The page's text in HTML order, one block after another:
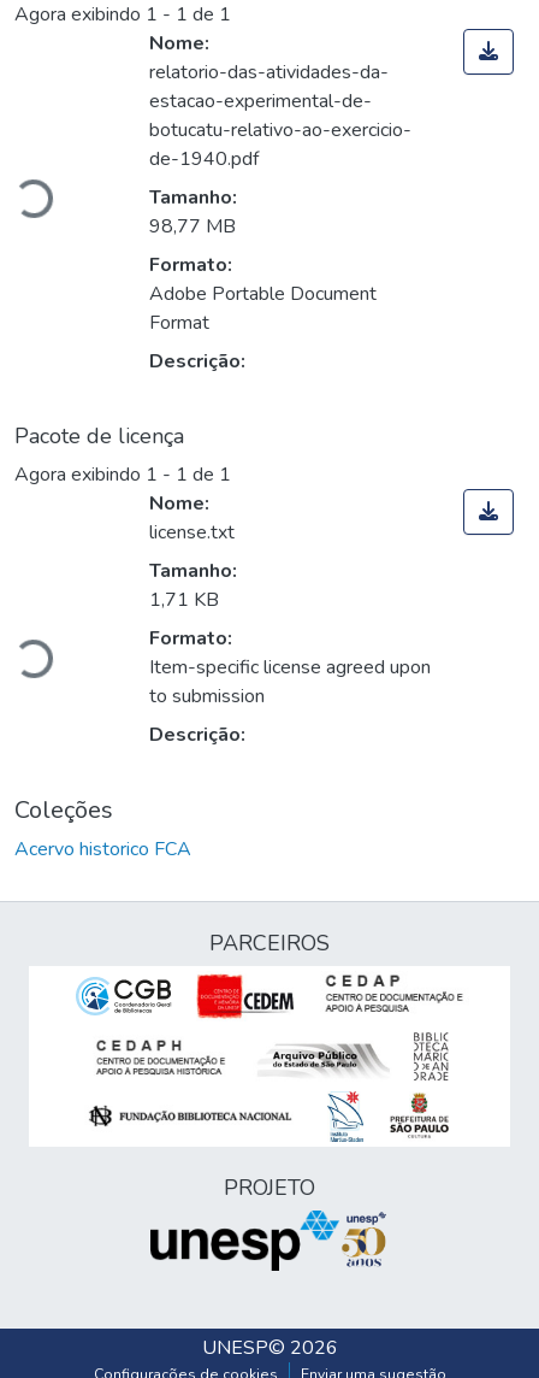
Agora exibindo 1 - 1 de 1
Nome:
relatorio-das-atividades-da-
estacao-experimental-de-
botucatu-relativo-ao-exercicio-
de-1940.pdf
Tamanho:
98,77 MB
Formato:
Adobe Portable Document
Format
Descrição:
Pacote de licença
Agora exibindo 1 - 1 de 1
Nome:
license.txt
Tamanho:
1,71 KB
Formato:
Item-specific license agreed upon
to submission
Descrição:
Coleções
Acervo historico FCA
PARCEIROS
PROJETO
UNESP© 2026